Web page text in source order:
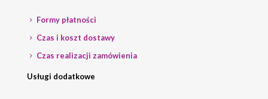
Formy płatności
Czas i koszt dostawy
Czas realizacji zamówienia
Usługi dodatkowe